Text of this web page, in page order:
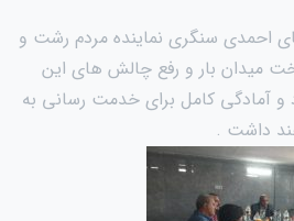
احمدی سنگری نماینده مردم رشت و
میدان بار و رفع چالش های این
و آمادگی کامل برای خدمت رسانی به
داشت .